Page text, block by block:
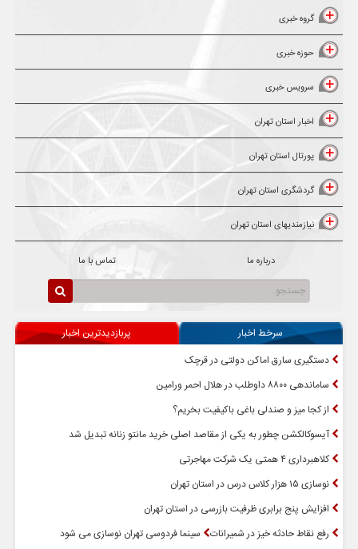
گروه خبری
حوزه خبری
سرویس خبری
اخبار استان تهران
پورتال استان تهران
گردشگری استان تهران
نیازمندیهای استان تهران
درباره ما تماس با ما
سرخط اخبار
پربازدیدترین اخبار
دستگیری سارق اماکن دولتی در قرچک
ساماندهی ۸۸۰۰ داوطلب در هلال احمر ورامین
از کجا میز و صندلی باغی باکیفیت بخریم؟
آیسوکالکشن چطور به یکی از مقاصد اصلی خرید مانتو زنانه تبدیل شد
کلاهبرداری ۴ همتی یک شرکت مهاجرتی
نوسازی ۱۵ هزار کلاس درس در استان تهران
افزایش پنج برابری ظرفیت بازرسی در استان تهران
رفع نقاط حادثه خیز در شمیرانات
سینما فردوسی تهران نوسازی می شود